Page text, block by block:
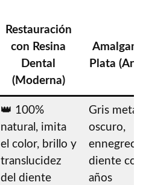
Restauración
con Resina
Dental
(Moderna)
Plata
👑 100%
natural, imita
el color, brillo y
translucidez
del diente
Gris
oscuro,
ennegrece
diente con
años